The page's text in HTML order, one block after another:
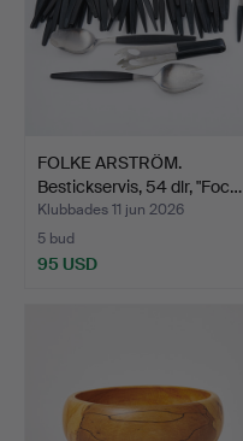
FOLKE ARSTRÖM.
Bestickservis, 54 dlr, "Foc…
Klubbades 11 jun 2026
5 bud
95 USD